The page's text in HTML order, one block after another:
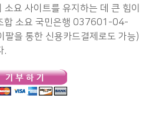
요 사이트를 유지하는 데 큰 힘이
합 소요 국민은행 037601-04-
을 통한 신용카드결제로도 가능)
.